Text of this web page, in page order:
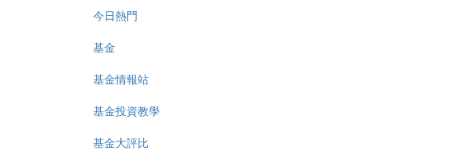
今日熱門
基金
基金情報站
基金投資教學
基金大評比